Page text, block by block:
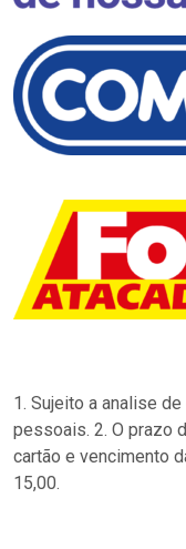
1. Sujeito a analise
pessoais. 2. O prazo
cartão e vencimento
15,00.